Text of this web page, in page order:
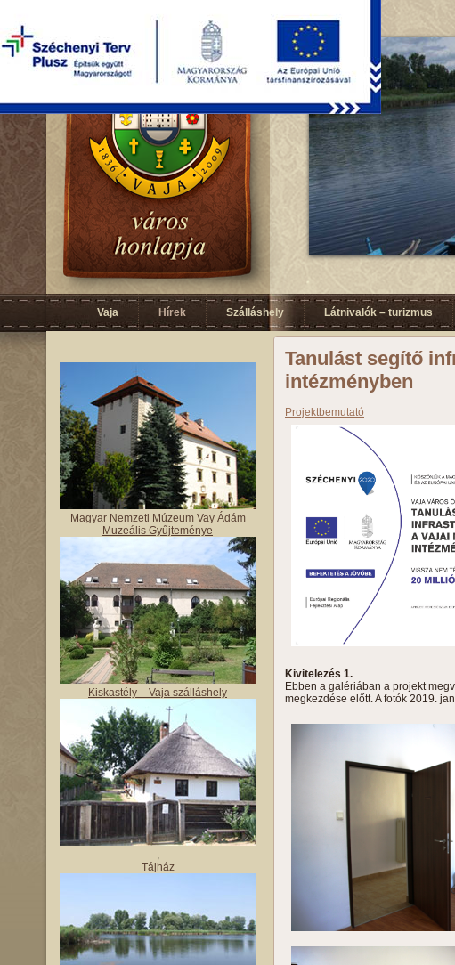
Vaja Hírek Szálláshely Látnivalók – turizmus
Magyar Nemzeti Múzeum Vay Ádám
Muzeális Gyűjteménye
Kiskastély – Vaja szálláshely
,
Tájház
Tanulást segítő
intézményben
Projektbemutató
Kivitelezés 1.
Ebben a galériában a projekt
megkezdése előtt. A fotók 2019.